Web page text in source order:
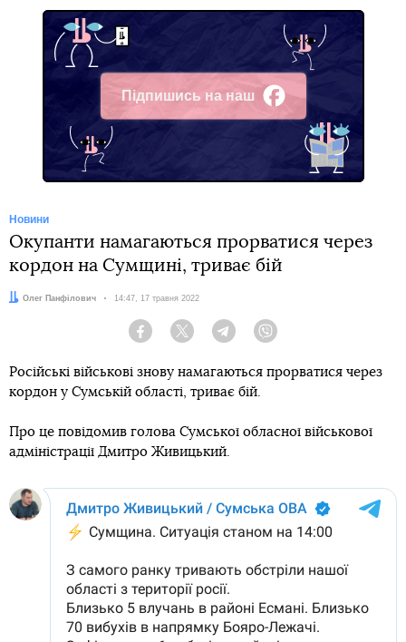
Підпишись на наш
Facebook
Новини
Окупанти намагаються прорватися через
кордон на Сумщині, триває бій
Автор:
Олег Панфілович Дата:
14:47, 17 травня 2022
Facebook Twitter Telegram
Російські військові знову намагаються прорватися через
кордон у Сумській області, триває бій.
Про це повідомив голова Сумської обласної військової
адміністрації Дмитро Живицький.